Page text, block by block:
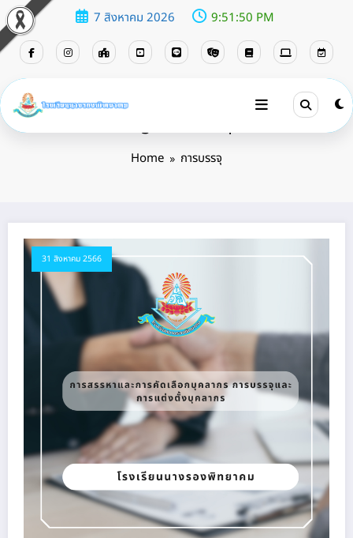
7 สิงหาคม 2026 9:51:50 PM
Home การบรรจุ
31 สิงหาคม 2566